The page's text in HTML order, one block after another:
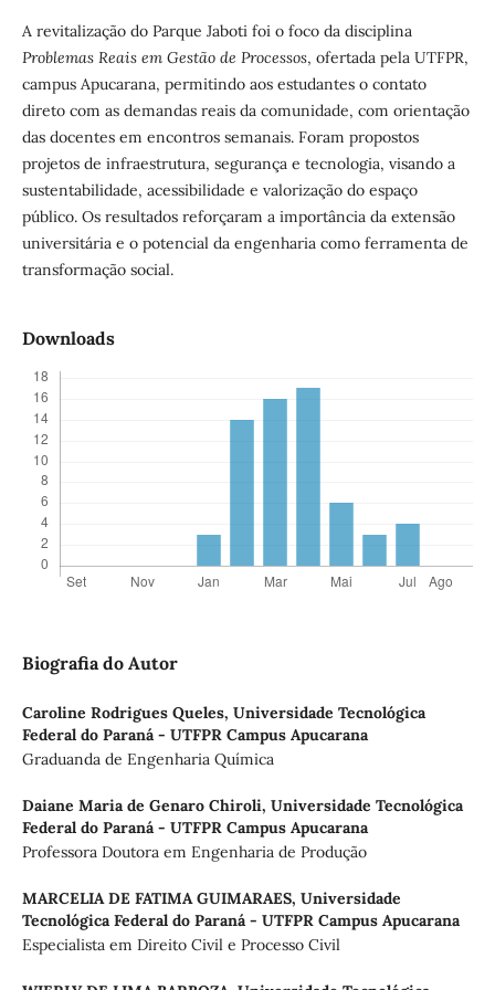
A revitalização do Parque Jaboti foi o foco da disciplina
Problemas Reais em Gestão de Processos, ofertada pela UTFPR,
campus Apucarana, permitindo aos estudantes o contato
direto com as demandas reais da comunidade, com orientação
das docentes em encontros semanais. Foram propostos
projetos de infraestrutura, segurança e tecnologia, visando a
sustentabilidade, acessibilidade e valorização do espaço
público. Os resultados reforçaram a importância da extensão
universitária e o potencial da engenharia como ferramenta de
transformação social.
Downloads
Biografia do Autor
Caroline Rodrigues Queles, Universidade Tecnológica
Federal do Paraná - UTFPR Campus Apucarana
Graduanda de Engenharia Química
Daiane Maria de Genaro Chiroli, Universidade Tecnológica
Federal do Paraná - UTFPR Campus Apucarana
Professora Doutora em Engenharia de Produção
MARCELIA DE FATIMA GUIMARAES, Universidade
Tecnológica Federal do Paraná - UTFPR Campus Apucarana
Especialista em Direito Civil e Processo Civil